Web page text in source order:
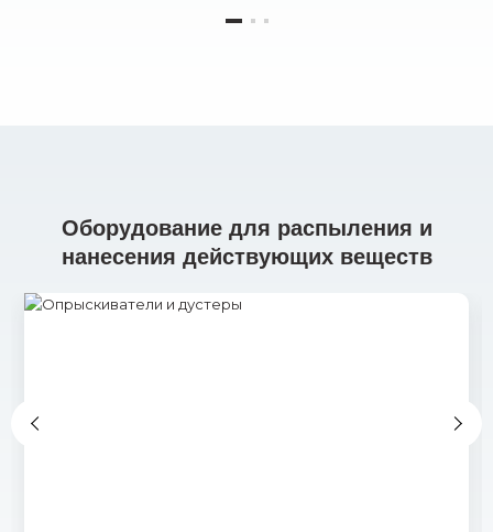
Оборудование для распыления и
нанесения действующих веществ